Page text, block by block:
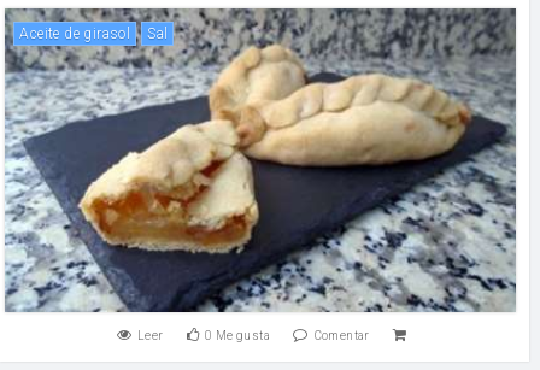
aceite de girasol sal
Leer 0 Me gusta Comentar